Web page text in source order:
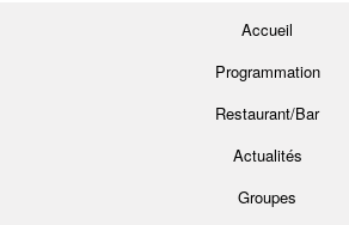
Accueil
Programmation
Restaurant/Bar
Actualités
Groupes